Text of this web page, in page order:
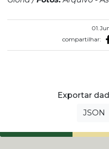
compartilhar:
Exportar
JSON